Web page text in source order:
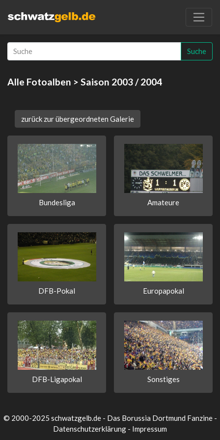
Suche
Alle Fotoalben > Saison 2003 / 2004
zurück zur übergeordneten Galerie
Bundesliga Amateure
DFB-Pokal Europapokal
DFB-Ligapokal Sonstiges
© 2000-2025 schwatzgelb.de - Das Borussia Dortmund Fanzine -
Datenschutzerklärung - Impressum